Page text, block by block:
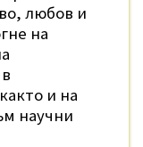
любов и
на
и на
научни